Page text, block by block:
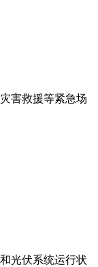
害救援等紧急场
光伏系统运行状